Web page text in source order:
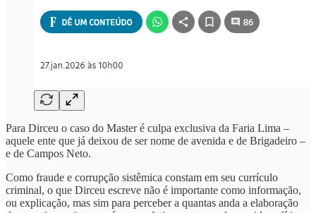
Para Dirceu o caso do Master é culpa exclusiva da Faria Lima –
aquele ente que já deixou de ser nome de avenida e de Brigadeiro –
e de Campos Neto.
Como fraude e corrupção sistêmica constam em seu currículo
criminal, o que Dirceu escreve não é importante como informação,
ou explicação, mas sim para perceber a quantas anda a elaboração